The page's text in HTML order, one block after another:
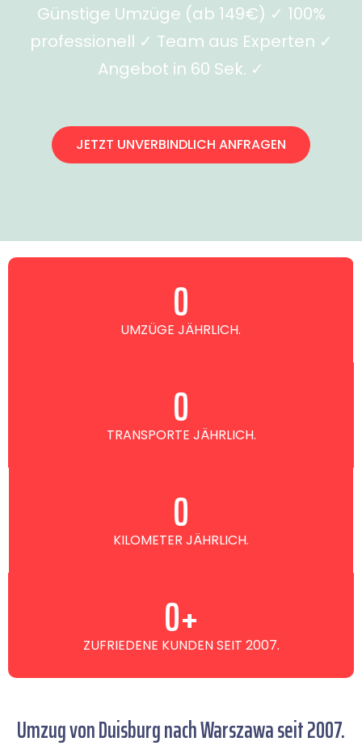
Günstige Umzüge (ab 149€) ✓ 100%
professionell ✓ Team aus Experten ✓
Angebot in 60 Sek. ✓
JETZT UNVERBINDLICH ANFRAGEN
UMZÜGE JÄHRLICH.
0
TRANSPORTE JÄHRLICH.
0
KILOMETER JÄHRLICH.
0
ZUFRIEDENE KUNDEN SEIT 2007.
0+
Umzug von Duisburg nach Warszawa seit 2007.